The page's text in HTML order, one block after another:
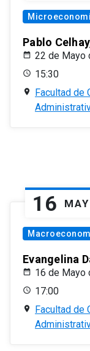
Pablo
22 de Mayo
15:30
Facultad de
16 MAY
Evangelina
16 de Mayo
17:00
Facultad de